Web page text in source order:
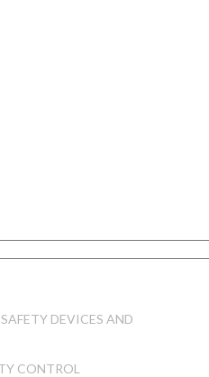
DEVICES AND
CONTROL